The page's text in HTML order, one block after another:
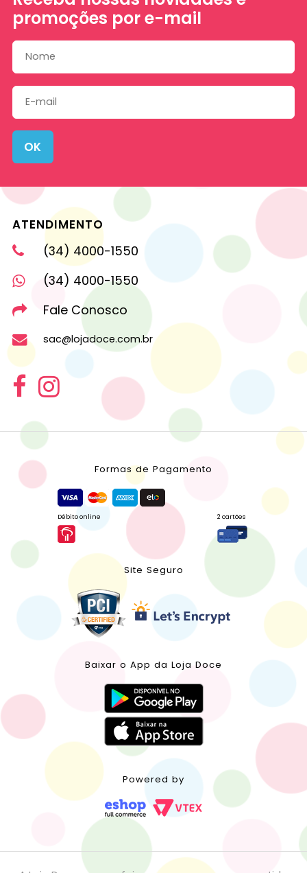
promoções por e-mail
OK
ATENDIMENTO
(34) 4000-1550
(34) 4000-1550
Fale Conosco
sac@lojadoce.com.br
Formas de Pagamento
Débito online 2 cartões
Site Seguro
Baixar o App da Loja Doce
Powered by